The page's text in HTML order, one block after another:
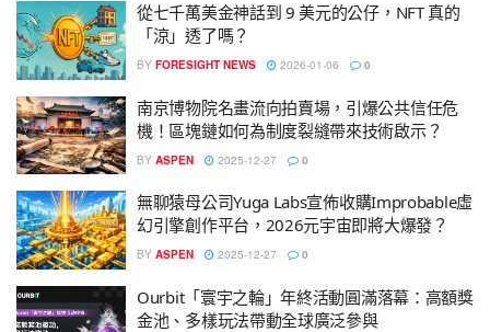
從七千萬美金神話到 9 美元的公仔，NFT 真的
「涼」透了嗎？
BY FORESIGHT NEWS 2026-01-06 0
南京博物院名畫流向拍賣場，引爆公共信任危
機！區塊鏈如何為制度裂縫帶來技術啟示？
BY ASPEN 2025-12-27 0
無聊猿母公司Yuga Labs宣佈收購Improbable虛
幻引擎創作平台，2026元宇宙即將大爆發？
BY ASPEN 2025-12-27 0
Ourbit「寰宇之輪」年終活動圓滿落幕：高額獎
金池、多樣玩法帶動全球廣泛參與